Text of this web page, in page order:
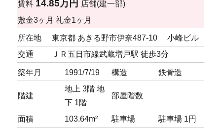
賃料 14.85万円 店舗(建一部)
敷金3ヶ月 礼金1ヶ月
所在地
東京都 あきる野市伊奈487-10 小峰ビル
交通
ＪＲ五日市線武蔵増戸駅 徒歩3分
築年月 1991/7/19 構造 鉄骨造
階建
地上 3階 地
下 1階
部屋階数
面積 103.64m² 駐車場 駐車場 1円